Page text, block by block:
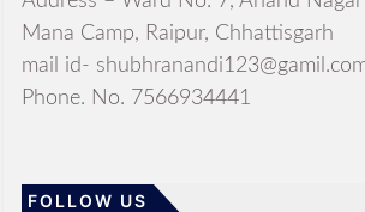
Mana Camp, Raipur, Chhattisgarh
mail id-
Phone. No. 7566934441
FOLLOW US